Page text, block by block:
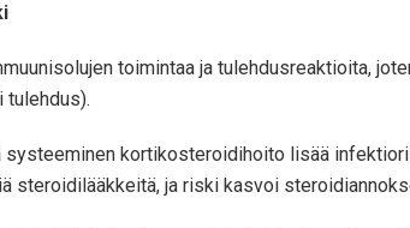
toimintaa ja tulehdusreaktioita,
tulehdus).
kortikosteroidihoito lisää
steroidilääkkeitä, ja riski kasvoi